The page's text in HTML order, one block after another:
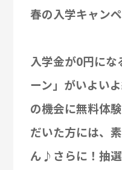
春の入学キャン
入学金が0円に
ーン」がいよい
の機会に無料体
だいた方には、
ん♪ さらに！抽